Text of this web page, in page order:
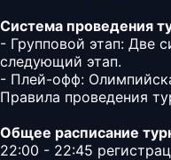
Система проведения
- Групповой этап: Две
следующий этап.
- Плей-офф:
Правила проведения
Общее расписание
22:00 - 22:45